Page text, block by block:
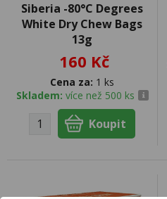
Siberia -80°C Degrees
White Dry Chew Bags
13g
160 Kč
Cena za: 1 ks
Skladem: více než 500 ks